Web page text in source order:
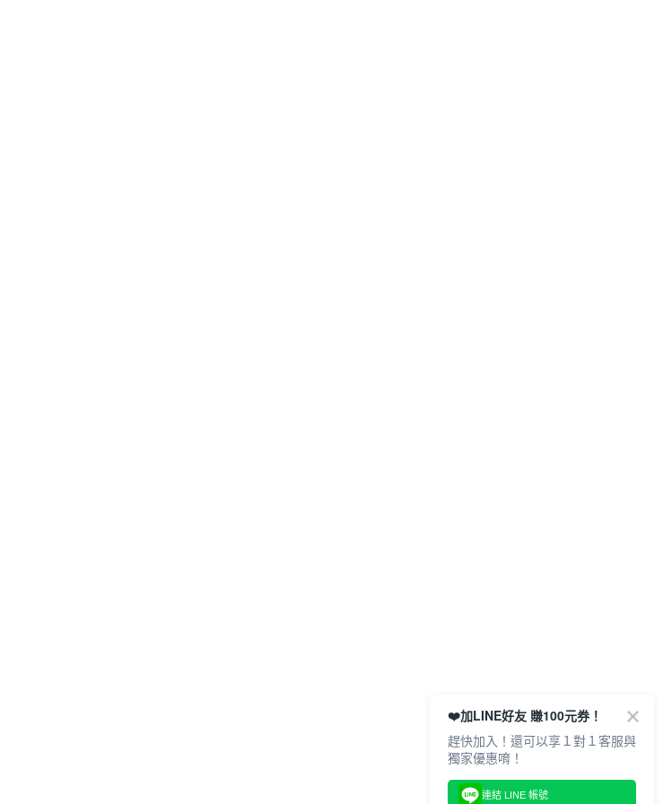
❤️加LINE好友 賺100元券！
趕快加入！還可以享１對１客服與
獨家優惠唷！
連結 LINE 帳號